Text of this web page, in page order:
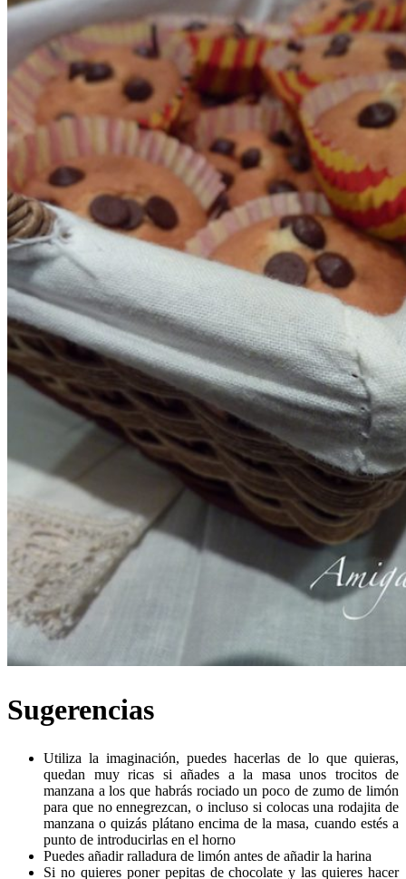
Sugerencias
Utiliza la imaginación, puedes hacerlas de lo que quieras,
quedan muy ricas si añades a la masa unos trocitos de
manzana a los que habrás rociado un poco de zumo de limón
para que no ennegrezcan, o incluso si colocas una rodajita de
manzana o quizás plátano encima de la masa, cuando estés a
punto de introducirlas en el horno
Puedes añadir ralladura de limón antes de añadir la harina
Si no quieres poner pepitas de chocolate y las quieres hacer